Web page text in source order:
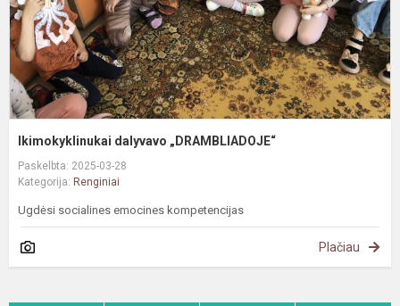
Ikimokyklinukai dalyvavo „DRAMBLIADOJE“
Paskelbta: 2025-03-28
Kategorija: Renginiai
Ugdėsi socialines emocines kompetencijas
Plačiau